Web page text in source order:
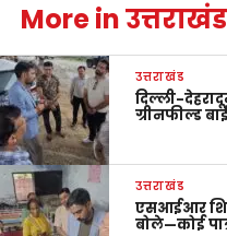
More in उत्तराखंड
उत्तराखंड
दिल्ली-
ग्रीनफील्ड
उत्तराखंड
एसआईआर
बोले—कोई